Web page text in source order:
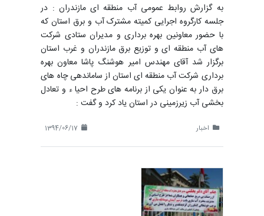
به گزارش روابط عمومی آب منطقه ای مازندران : در
جلسه کارگروه اجرایی کمیته مشترک آب و برق استان که
با حضور معاونین بهره برداری و مدیران ستادی شرکت
های آب منطقه ای و توزیع برق مازندران و غرب استان
برگزار شد آقای مهندس امیر هوشنگ پاشا معاون بهره
برداری شرکت آب منطقه ای استان از ساماندهی چاه های
برق دار به عنوان یکی از برنامه های طرح احیا ء و تعادل
بخشی آب زیرزمینی در استان یاد کرد و گفت :
اخبار